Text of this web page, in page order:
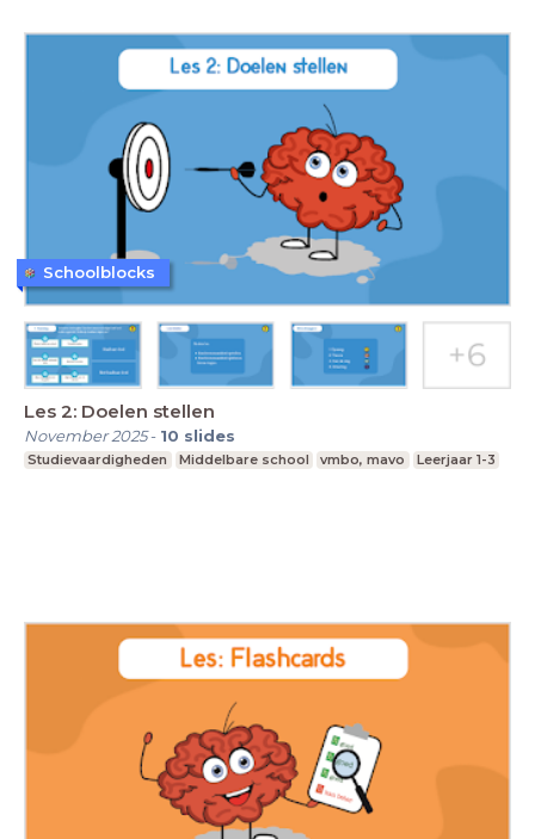
Les 2: Doelen stellen
November 2025- 10 slides
Studievaardigheden Middelbare school vmbo, mavo Leerjaar 1-3
Schoolblocks